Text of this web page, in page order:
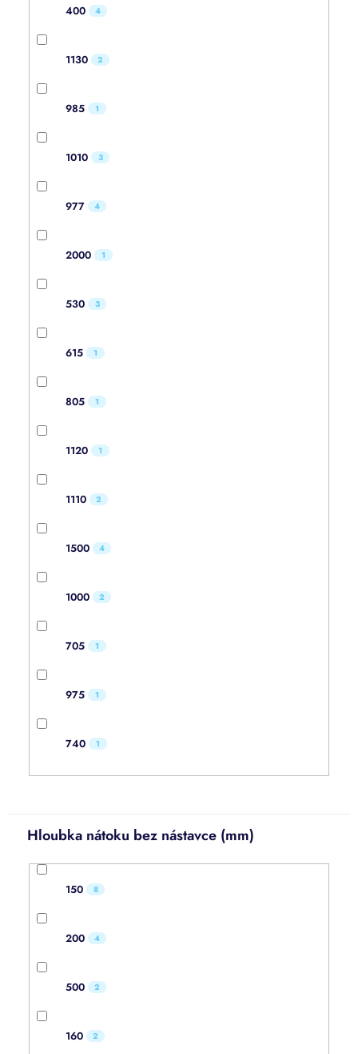
400 4
1130 2
985 1
1010 3
977 4
2000 1
530 3
615 1
805 1
1120 1
1110 2
1500 4
1000 2
705 1
975 1
740 1
Hloubka nátoku bez nástavce (mm)
150 8
200 4
500 2
160 2